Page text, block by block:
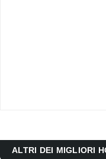
ALTRI DEI MIGLIORI